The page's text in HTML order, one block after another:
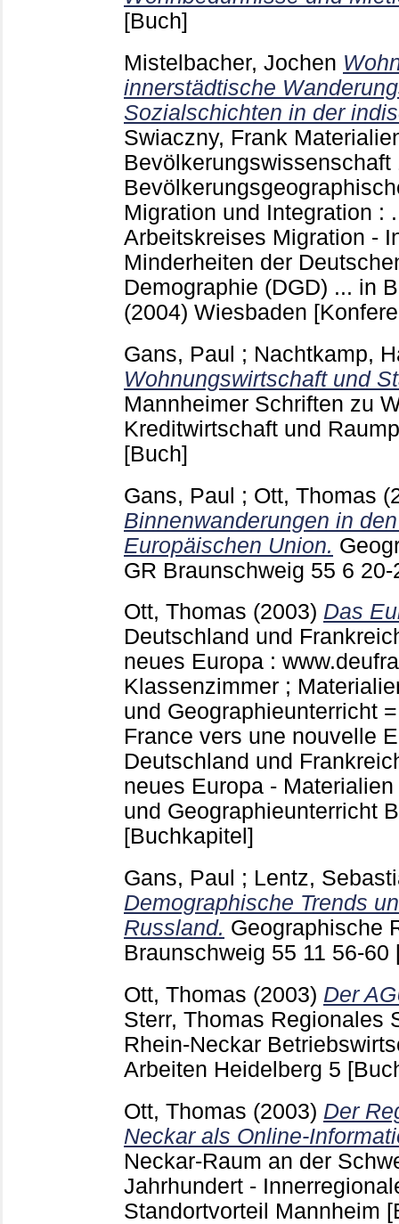
[Buch]
Mistelbacher, Jochen
innerstädtische
Sozialschichten in der
Swiaczny, Frank
Bevölkerungswissenschaft
Migration und Integration :
Arbeitskreises Migration -
Minderheiten der
Demographie (DGD) ... in
(2004) Wiesbaden
Gans, Paul ; Nachtkamp,
Wohnungswirtschaft und
Mannheimer Schriften zu
Kreditwirtschaft und
[Buch]
Gans, Paul ; Ott, Thomas
Binnenwanderungen in
Europäischen Union.
GR Braunschweig 55 6
Ott, Thomas (2003) Das
Deutschland und
neues Europa :
Klassenzimmer ;
und Geographieunterricht
France vers une nouvelle
Deutschland und
neues Europa -
und Geographieunterricht
[Buchkapitel]
Gans, Paul ; Lentz,
Demographische Trends
Russland. Geographische
Braunschweig 55 11 56-60
Ott, Thomas (2003) Der
Sterr, Thomas Regionales
Rhein-Neckar
Arbeiten Heidelberg 5
Ott, Thomas (2003) Der
Neckar als Online-
Neckar-Raum an der
Jahrhundert -
Standortvorteil Mannheim